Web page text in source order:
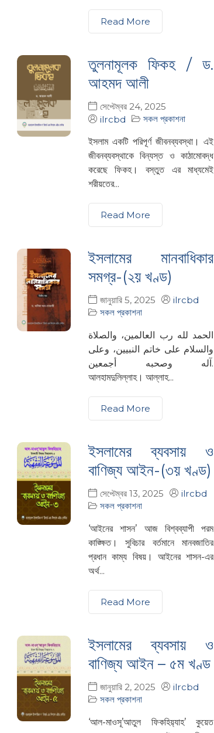
Read More
তুলনামূলক ফিকহ / ড.
আহমদ আলী
সেপ্টেম্বর 24, 2025
ilrcbd
সকল প্রকাশনা
ইসলাম একটি পরিপূর্ণ জীবনব্যবস্থা। এই
জীবনব্যবস্থাকে বিন্যস্ত ও কাঠামোবদ্ধ
করেছে ফিকহ। বস্তুত এর মাধ্যমেই
শরীয়তের...
Read More
ইসলামের মানবাধিকার
সমগ্র-(২য় খণ্ড)
জানুয়ারি 5, 2025
ilrcbd
সকল প্রকাশনা
الحمد لله رب العالمين، والصلاة
والسلام على خاتم النبيين، وعلى
آله وصحبه أجمعين.
আলহামদুলিল্লাহ। আল্লাহ...
Read More
ইসলামের ব্যবসায় ও
বাণিজ্য আইন-(৩য় খণ্ড)
সেপ্টেম্বর 13, 2025
ilrcbd
সকল প্রকাশনা
‘আইনের শাসন’ আজ বিশ্বব্যাপী পরম
কাঙ্ক্ষিত। সুবিচার বর্তমানে মানবজাতির
প্রধান কাম্য বিষয়। আইনের শাসন-এর
অর্থ...
Read More
ইসলামের ব্যবসায় ও
বাণিজ্য আইন – ৫ম খণ্ড
জানুয়ারি 2, 2025
ilrcbd
সকল প্রকাশনা
‘আল-মাওসূ’আতুল ফিকহিয়‍্যাহ’ কুয়েত